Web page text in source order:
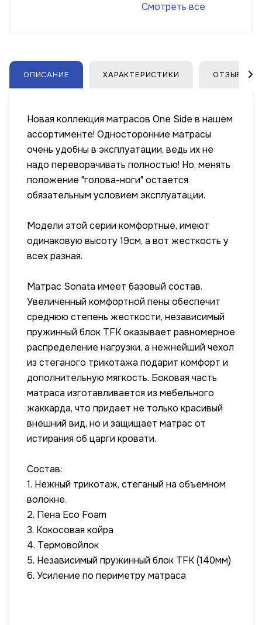
Смотреть все
ОПИСАНИЕ ХАРАКТЕРИСТИКИ ОТЗЫВЫ
Новая коллекция матрасов One Side в нашем
ассортименте! Односторонние матрасы
очень удобны в эксплуатации, ведь их не
надо переворачивать полностью! Но, менять
положение "голова-ноги" остается
обязательным условием эксплуатации.
Модели этой серии комфортные, имеют
одинаковую высоту 19см, а вот жесткость у
всех разная.
Матрас Sonata имеет базовый состав.
Увеличенный комфортной пены обеспечит
среднюю степень жесткости, независимый
пружинный блок TFK оказывает равномерное
распределение нагрузки, а нежнейший чехол
из стеганого трикотажа подарит комфорт и
дополнительную мягкость. Боковая часть
матраса изготавливается из мебельного
жаккарда, что придает не только красивый
внешний вид, но и защищает матрас от
истирания об царги кровати.
Состав:
1. Нежный трикотаж, стеганый на объемном
волокне.
2. Пена Eco Foam
3. Кокосовая койра
4. Термовойлок
5. Независимый пружинный блок TFK (140мм)
6. Усиление по периметру матраса